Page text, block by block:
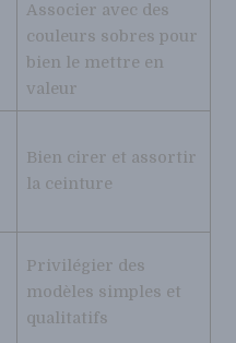
Associer avec des
couleurs sobres pour
bien le mettre en
valeur
Bien cirer et assortir
la ceinture
Privilégier des
modèles simples et
qualitatifs